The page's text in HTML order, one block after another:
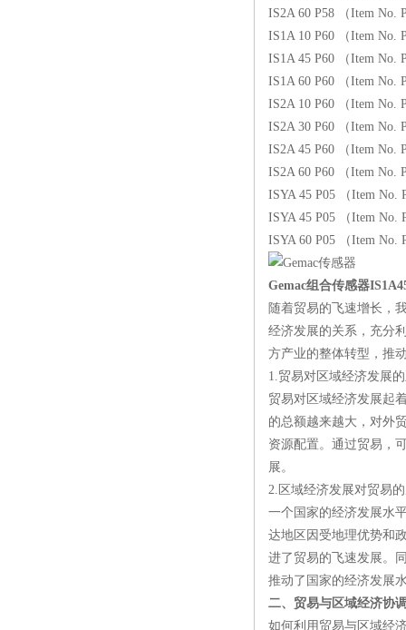
IS2A 60 P58 （Item No.
IS1A 10 P60 （Item No.
IS1A 45 P60 （Item No.
IS1A 60 P60 （Item No.
IS2A 10 P60 （Item No.
IS2A 30 P60 （Item No.
IS2A 45 P60 （Item No.
IS2A 60 P60 （Item No.
ISYA 45 P05 （Item No.
ISYA 45 P05 （Item No.
ISYA 60 P05 （Item No.
Gemac组合传感器
随着贸易的飞速增长，
经济发展的关系，充分
方产业的整体转型，推
1.贸易对区域经济发展
贸易对区域经济发展起
的总额越来越大，对外
资源配置。通过贸易，
展。
2.区域经济发展对贸易
一个国家的经济发展水
达地区因受地理优势和
进了贸易的飞速发展。
推动了国家的经济发展
二、贸易与区域经济协
如何利用贸易与区域经